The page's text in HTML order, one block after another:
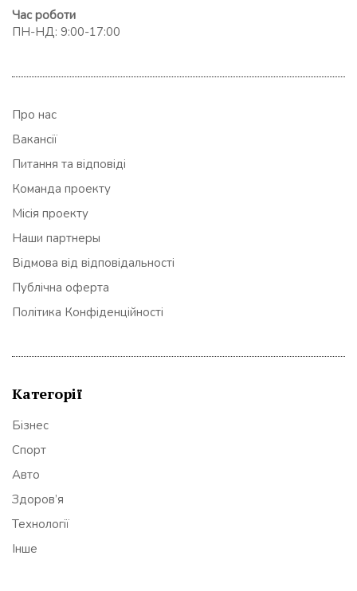
Час роботи
ПН-НД: 9:00-17:00
Про нас
Вакансії
Питання та відповіді
Команда проекту
Місія проекту
Наши партнеры
Відмова від відповідальності
Публічна оферта
Політика Конфіденційності
Категорії
Бізнес
Спорт
Авто
Здоров’я
Технології
Інше